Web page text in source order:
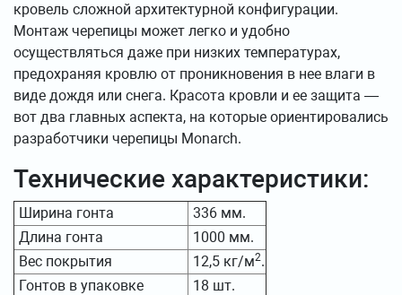
кровель сложной архитектурной конфигурации.
Монтаж черепицы может легко и удобно
осуществляться даже при низких температурах,
предохраняя кровлю от проникновения в нее влаги в
виде дождя или снега. Красота кровли и ее защита —
вот два главных аспекта, на которые ориентировались
разработчики черепицы Monarch.
Технические характеристики:
Ширина гонта
336 мм.
Длина гонта
1000 мм.
Вес покрытия
12,5 кг/м2.
Гонтов в упаковке
18 шт.